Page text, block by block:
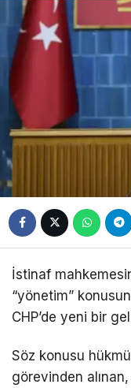
İstinaf
“yönetim”
CHP’de yeni bir
Söz konusu
görevinden